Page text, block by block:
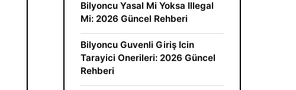
Bilyoncu Yasal Mi Yoksa Illegal
Mi: 2026 Güncel Rehberi
Bilyoncu Guvenli Giriş Icin
Tarayici Onerileri: 2026 Güncel
Rehberi